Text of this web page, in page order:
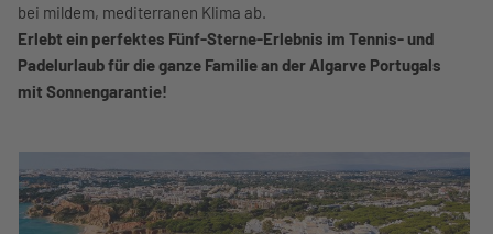
bei mildem, mediterranen Klima ab.
Erlebt ein perfektes Fünf-Sterne-Erlebnis im Tennis- und
Padelurlaub für die ganze Familie an der Algarve Portugals
mit Sonnengarantie!